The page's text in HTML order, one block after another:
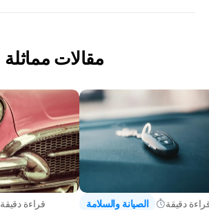
مقالات مماثلة
قراءة دقيقة الصيانة والسلامة دقيقة